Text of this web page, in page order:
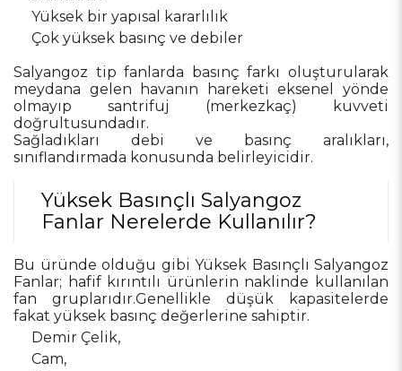
Yüksek bir yapısal kararlılık
Çok yüksek basınç ve debiler
Salyangoz tip fanlarda basınç farkı oluşturularak
meydana gelen havanın hareketi eksenel yönde
olmayıp santrifuj (merkezkaç) kuvveti
doğrultusundadır.
Sağladıkları debi ve basınç aralıkları,
sınıflandırmada konusunda belirleyicidir.
Yüksek Basınçlı Salyangoz
Fanlar Nerelerde Kullanılır?
Bu üründe olduğu gibi Yüksek Basınçlı Salyangoz
Fanlar; hafif kırıntılı ürünlerin naklinde kullanılan
fan gruplarıdır.Genellikle düşük kapasitelerde
fakat yüksek basınç değerlerine sahiptir.
Demir Çelik,
Cam,